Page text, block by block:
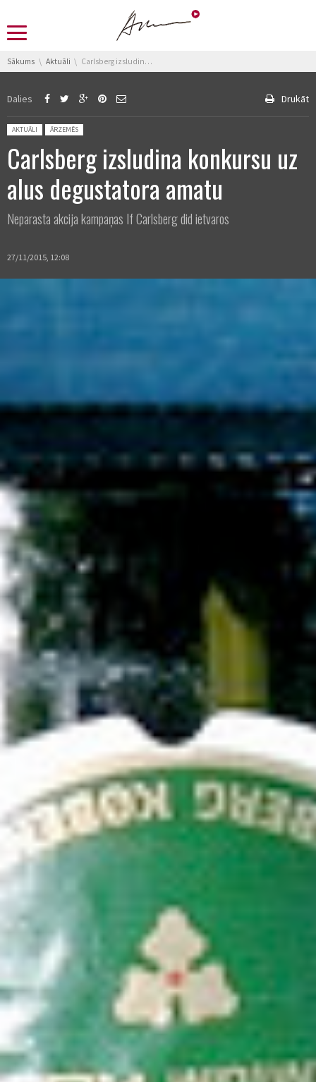
You are here:
Sākums Aktuāli Carlsberg izsludina konkursu uz alus degustatora amatu
Dalies Drukāt
Posted in:
AKTUĀLI ĀRZEMĒS
Carlsberg izsludina konkursu uz
alus degustatora amatu
Neparasta akcija kampaņas If Carlsberg did ietvaros
27/11/2015, 12:08